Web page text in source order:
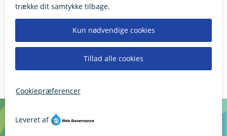
Giv feedback til hjemmesiden